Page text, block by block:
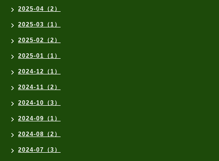
2025-04（2）
2025-03（1）
2025-02（2）
2025-01（1）
2024-12（1）
2024-11（2）
2024-10（3）
2024-09（1）
2024-08（2）
2024-07（3）